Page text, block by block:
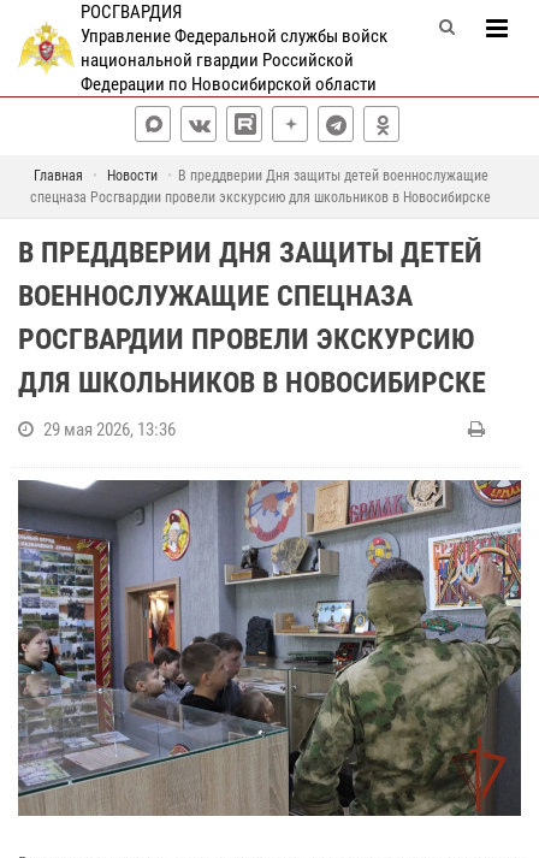
РОСГВАРДИЯ
Управление Федеральной службы войск
национальной гвардии Российской
Федерации по Новосибирской области
Главная Новости
В преддверии Дня защиты детей военнослужащие
спецназа Росгвардии провели экскурсию для школьников в Новосибирске
В ПРЕДДВЕРИИ ДНЯ ЗАЩИТЫ ДЕТЕЙ
ВОЕННОСЛУЖАЩИЕ СПЕЦНАЗА
РОСГВАРДИИ ПРОВЕЛИ ЭКСКУРСИЮ
ДЛЯ ШКОЛЬНИКОВ В НОВОСИБИРСКЕ
29 мая 2026, 13:36